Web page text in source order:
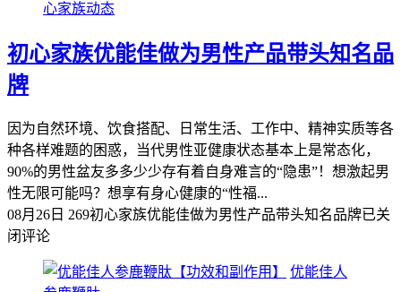
心家族动态
初心家族优能佳做为男性产品带头知名品
牌
因为自然环境、饮食搭配、日常生活、工作中、精神实质等各
种各样难题的困惑，当代男性亚健康状态基本上是常态化，
90%的男性盆友多多少少存有着自身难言的“隐患”！想激起男
性无限可能吗？想享有身心健康的“性福...
08月26日 269初心家族优能佳做为男性产品带头知名品牌已关
闭评论
优能佳人